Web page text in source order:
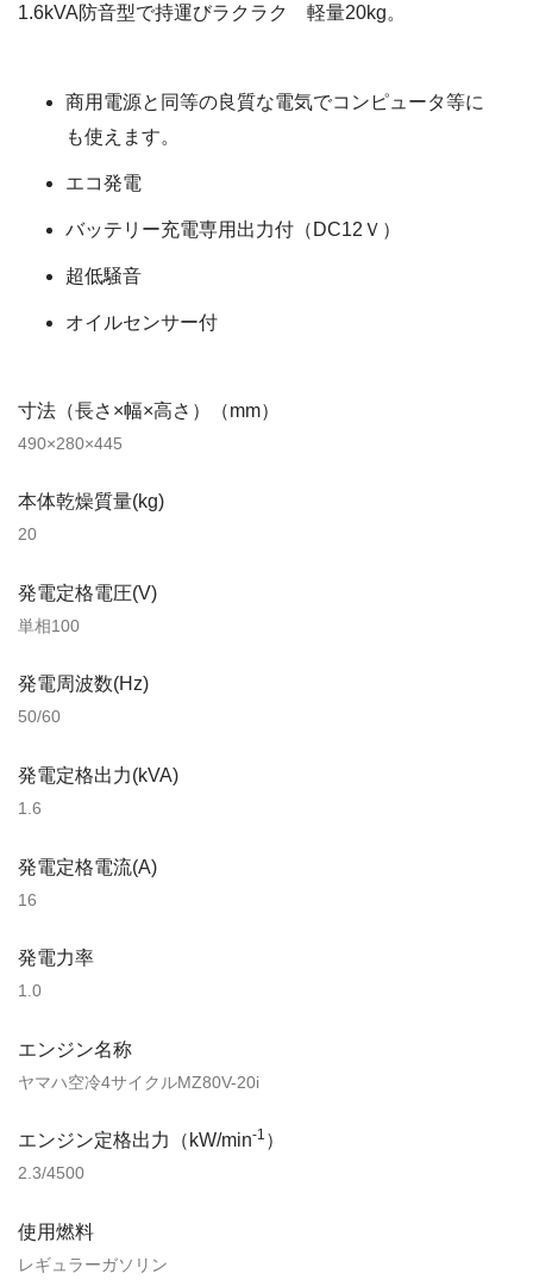
1.6kVA防音型で持運びラクラク 軽量20kg。
商用電源と同等の良質な電気でコンピュータ等に
も使えます。
エコ発電
バッテリー充電専用出力付（DC12Ｖ）
超低騒音
オイルセンサー付
寸法（長さ×幅×高さ）（mm）
490×280×445
本体乾燥質量(kg)
20
発電定格電圧(V)
単相100
発電周波数(Hz)
50/60
発電定格出力(kVA)
1.6
発電定格電流(A)
16
発電力率
1.0
エンジン名称
ヤマハ空冷4サイクルMZ80V-20i
エンジン定格出力（kW/min-1 ）
2.3/4500
使用燃料
レギュラーガソリン